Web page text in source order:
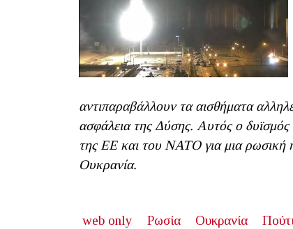
αντιπαραβάλλουν τα αισθήματα
ασφάλεια της Δύσης. Αυτός ο
της ΕΕ και του ΝΑΤΟ για μια ρωσική
Ουκρανία.
web only
Ρωσία Ουκρανία